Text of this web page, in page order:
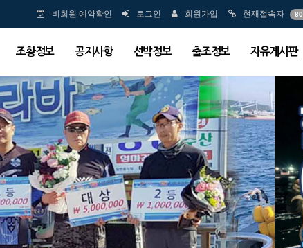
비회원 예약확인 로그인 회원가입 현재접속자 80
조황정보 공지사항 선박정보 출조정보 자유게시판